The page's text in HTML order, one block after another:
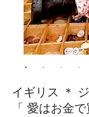
イギリス ＊
「 愛はお金